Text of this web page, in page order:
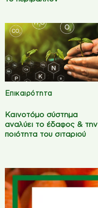
Επικαιρότητα
Καινοτόμο σύστημα
αναλύει το έδαφος & την
ποιότητα του σιταριού